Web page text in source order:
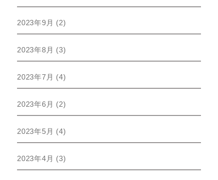
2023年9月 (2)
2023年8月 (3)
2023年7月 (4)
2023年6月 (2)
2023年5月 (4)
2023年4月 (3)